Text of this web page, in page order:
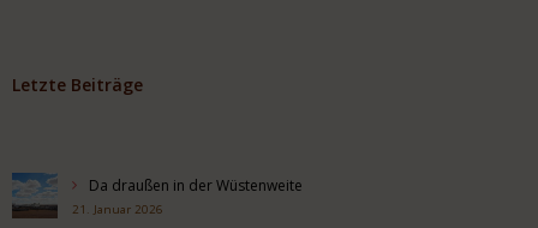
Letzte Beiträge
Da draußen in der Wüstenweite
21. Januar 2026